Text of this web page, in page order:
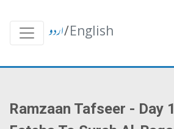
English
/اردو
Ramzaan Tafseer - Day